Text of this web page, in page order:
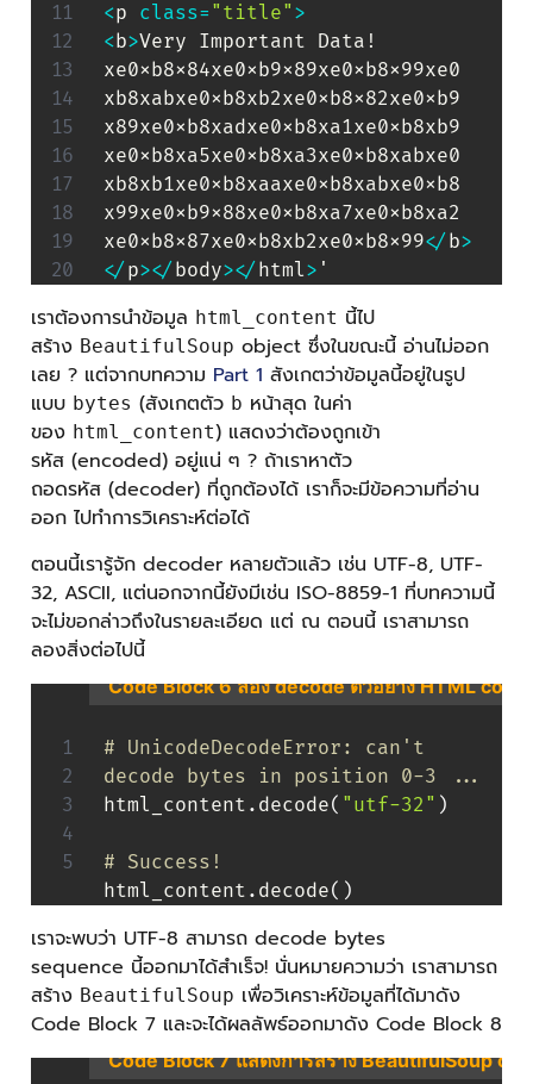
<p class= "title" >
<b>Very Important Data!
xe0xb8x84xe0xb9x89xe0xb8x99xe0
xb8xabxe0xb8xb2xe0xb8x82xe0xb9
x89xe0xb8xadxe0xb8xa1xe0xb8xb9
xe0xb8xa5xe0xb8xa3xe0xb8xabxe0
xb8xb1xe0xb8xaaxe0xb8xabxe0xb8
x99xe0xb9x88xe0xb8xa7xe0xb8xa2
xe0xb8x87xe0xb8xb2xe0xb8x99</ b>
</ p></ body></ html> '
เราต้องการนำข้อมูล html_content นี้ไป
สร้าง BeautifulSoup object ซึ่งในขณะนี้ อ่านไม่ออก
เลย ? แต่จากบทความ Part 1 สังเกตว่าข้อมูลนี้อยู่ในรูป
แบบ bytes (สังเกตตัว b หน้าสุด ในค่า
ของ html_content) แสดงว่าต้องถูกเข้า
รหัส (encoded) อยู่แน่ ๆ ? ถ้าเราหาตัว
ถอดรหัส (decoder) ที่ถูกต้องได้ เราก็จะมีข้อความที่อ่าน
ออก ไปทำการวิเคราะห์ต่อได้
ตอนนี้เรารู้จัก decoder หลายตัวแล้ว เช่น UTF-8, UTF-
32, ASCII, แต่นอกจากนี้ยังมีเช่น ISO-8859-1 ที่บทความนี้
จะไม่ขอกล่าวถึงในรายละเอียด แต่ ณ ตอนนี้ เราสามารถ
ลองสิ่งต่อไปนี้
Code Block 6 ลอง decode ตัวอย่าง HTML
# UnicodeDecodeError: can't
decode bytes in position 0-3 ...
html_content . decode( "utf-32" )
# Success!
html_content . decode( )
เราจะพบว่า UTF-8 สามารถ decode bytes
sequence นี้ออกมาได้สำเร็จ! นั่นหมายความว่า เราสามารถ
สร้าง BeautifulSoup เพื่อวิเคราะห์ข้อมูลที่ได้มาดัง
Code Block 7 และจะได้ผลลัพธ์ออกมาดัง Code Block 8
Code Block 7 แสดงการสร้าง BeautifulSoup